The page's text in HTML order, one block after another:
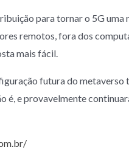
para tornar o 5G uma
remotos, fora dos
mais fácil.
futura do
é, e provavelmente